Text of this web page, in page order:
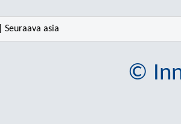
| Seuraava asia
©